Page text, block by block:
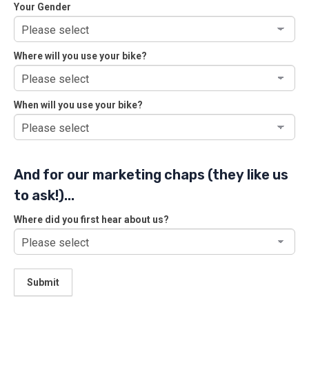
Your Gender
Your
Gender
Where will you use your bike?
When will you use your bike?
And for our marketing chaps (they like us
to ask!)...
Where did you first hear about us?